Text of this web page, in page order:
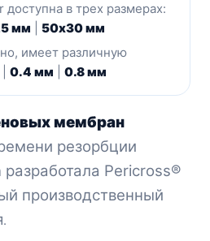
в трех размерах:
мм
50x30 мм
имеет различную
0.4 мм 0.8 мм
мембран
резорбции
Pericross®
производственный
.